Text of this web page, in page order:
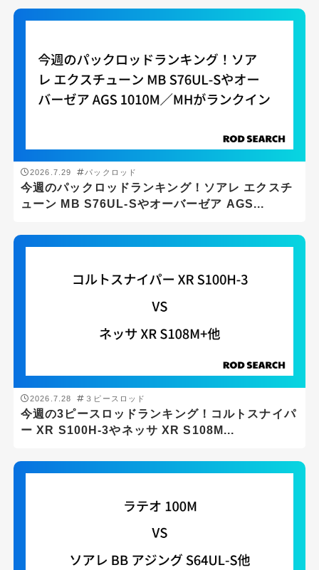
2026.7.29 パックロッド
今週のパックロッドランキング！ソアレ エクスチ
ューン MB S76UL-Sやオーバーゼア AGS...
2026.7.28 ３ピースロッド
今週の3ピースロッドランキング！コルトスナイパ
ー XR S100H-3やネッサ XR S108M...
ボート
堤防
沖磯
磯
船
ジャンル
アジング
スロージギング
タイラバ
チニング・ブリームゲーム
バスフィッシング
ライトショアジギング